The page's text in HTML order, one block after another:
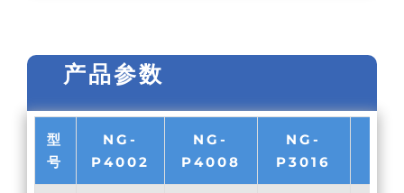
产品参数
型
号
NG-
P4002
NG-
P4008
NG-
P3016